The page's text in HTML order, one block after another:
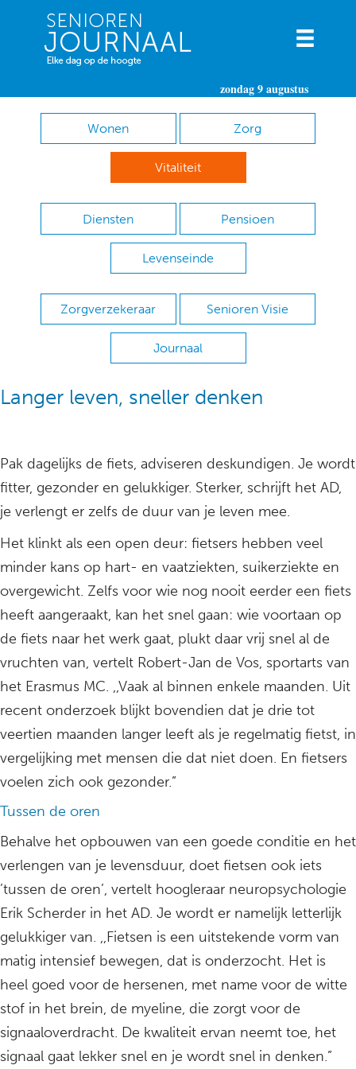
zondag 9 augustus
Wonen Zorg
Vitaliteit
Diensten Pensioen
Levenseinde
Zorgverzekeraar Senioren Visie
Journaal
Langer leven, sneller denken
Pak dagelijks de fiets, adviseren deskundigen. Je wordt
fitter, gezonder en gelukkiger. Sterker, schrijft het AD,
je verlengt er zelfs de duur van je leven mee.
Het klinkt als een open deur: fietsers hebben veel
minder kans op hart- en vaatziekten, suikerziekte en
overgewicht. Zelfs voor wie nog nooit eerder een fiets
heeft aangeraakt, kan het snel gaan: wie voortaan op
de fiets naar het werk gaat, plukt daar vrij snel al de
vruchten van, vertelt Robert-Jan de Vos, sportarts van
het Erasmus MC. ,,Vaak al binnen enkele maanden. Uit
recent onderzoek blijkt bovendien dat je drie tot
veertien maanden langer leeft als je regelmatig fietst, in
vergelijking met mensen die dat niet doen. En fietsers
voelen zich ook gezonder.”
Tussen de oren
Behalve het opbouwen van een goede conditie en het
verlengen van je levensduur, doet fietsen ook iets
’tussen de oren’, vertelt hoogleraar neuropsychologie
Erik Scherder in het AD. Je wordt er namelijk letterlijk
gelukkiger van. ,,Fietsen is een uitstekende vorm van
matig intensief bewegen, dat is onderzocht. Het is
heel goed voor de hersenen, met name voor de witte
stof in het brein, de myeline, die zorgt voor de
signaaloverdracht. De kwaliteit ervan neemt toe, het
signaal gaat lekker snel en je wordt snel in denken.”